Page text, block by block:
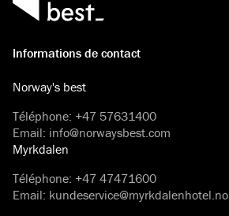
Informations de contact
Norway's best
Téléphone: +47 57631400
Email: info@norwaysbest.com
Myrkdalen
Téléphone: +47 47471600
Email: kundeservice@myrkdalenhotel.no